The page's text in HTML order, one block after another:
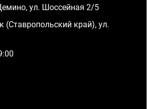
ул. Шоссейная 2/5
(Ставропольский край), ул.